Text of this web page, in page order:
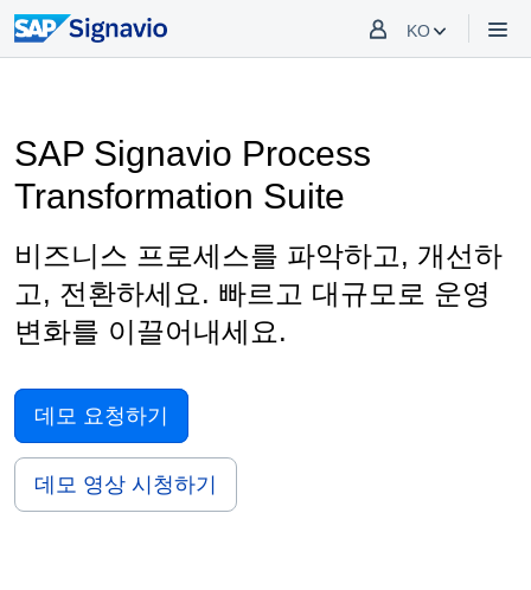
KO
SAP Signavio Process
Transformation Suite
비즈니스 프로세스를 파악하고, 개선하
고, 전환하세요. 빠르고 대규모로 운영
변화를 이끌어내세요.
데모 요청하기
데모 영상 시청하기